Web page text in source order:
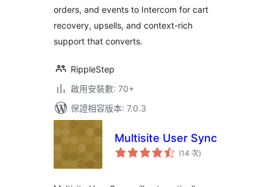
orders, and events to Intercom for cart
recovery, upsells, and context-rich
support that converts.
RippleStep
啟用安裝數: 70+
保證相容版本: 7.0.3
Multisite User Sync
(14 次評
分)